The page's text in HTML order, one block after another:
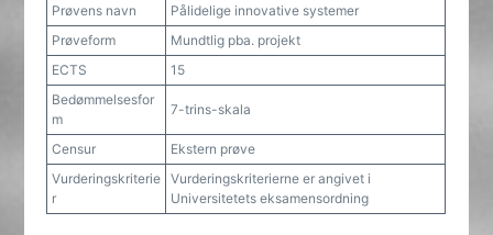
Prøvens navn
Pålidelige innovative systemer
Prøveform
Mundtlig pba. projekt
ECTS
15
Bedømmelsesfor
m
7-trins-skala
Censur
Ekstern prøve
Vurderingskriterie
r
Vurderingskriterierne er angivet i
Universitetets eksamensordning